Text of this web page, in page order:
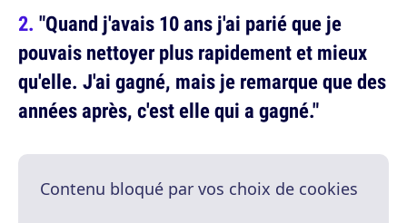
"Quand j'avais 10 ans j'ai parié que je
pouvais nettoyer plus rapidement et mieux
qu'elle. J'ai gagné, mais je remarque que des
années après, c'est elle qui a gagné."
Contenu bloqué par vos choix de cookies